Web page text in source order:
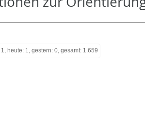
heute: 1, gestern: 0, gesamt: 1.659